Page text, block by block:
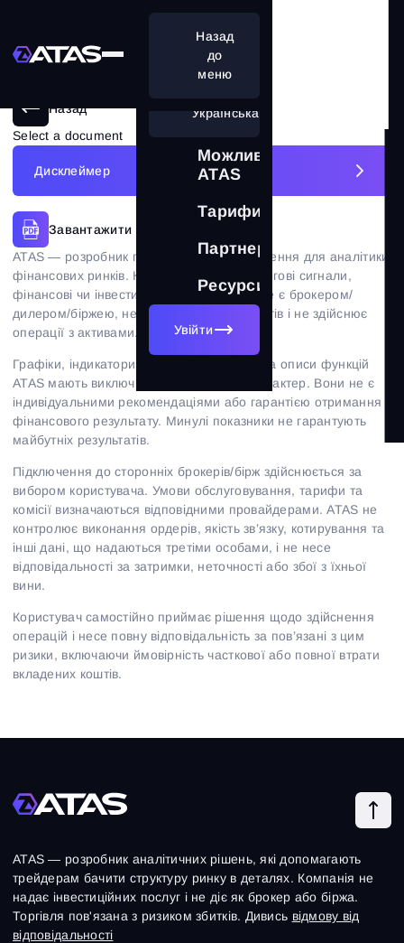
Можливості
ATAS
Тарифи
Партнерам
Ресурси
Українська
Увійти
Назад
до
меню
Назад
Select a document
Дисклеймер
Завантажити PDF
ATAS — розробник програмного забезпечення для аналітики
фінансових ринків. Компанія не надає торгові сигнали,
фінансові чи інвестиційні рекомендації, не є брокером/
дилером/біржею, не приймає кошти клієнтів і не здійснює
операції з активами.
Графіки, індикатори, історичні приклади та описи функцій
ATAS мають виключно інформаційний характер. Вони не є
індивідуальними рекомендаціями або гарантією отримання
фінансового результату. Минулі показники не гарантують
майбутніх результатів.
Підключення до сторонніх брокерів/бірж здійснюється за
вибором користувача. Умови обслуговування, тарифи та
комісії визначаються відповідними провайдерами. ATAS не
контролює виконання ордерів, якість зв’язку, котирування та
інші дані, що надаються третіми особами, і не несе
відповідальності за затримки, неточності або збої з їхньої
вини.
Користувач самостійно приймає рішення щодо здійснення
операцій і несе повну відповідальність за пов’язані з цим
ризики, включаючи ймовірність часткової або повної втрати
вкладених коштів.
Дисклеймер ATAS
Політика cookies
Політика конфіденційності
Умови використання
Ліцензійна угода
Оферта регулярних платежів
Партнерство
ATAS — розробник аналітичних рішень, які допомагають
трейдерам бачити структуру ринку в деталях. Компанія не
надає інвестиційних послуг і не діє як брокер або біржа.
Торгівля пов'язана з ризиком збитків. Дивись відмову від
відповідальності
Close
Пароль
Введи адресу електронної пошти, і ми надішлемо
посилання для створення нового пароля.
Електронна пошта
Я хочу отримувати спеціальні пропозиції від ATAS
Я приймаю:Terms of use,License agreement.
Ознайомтеся з політикою конфіденційності